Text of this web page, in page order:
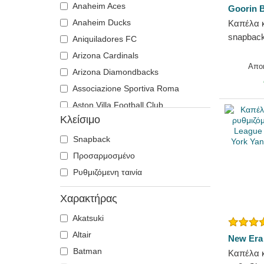
Τσακάλι
Τσιουάουα
Φίδι
Φλαμένκο
Φοίνιξ
Φώκια
Χοιρινό
Super Mario Bros.
Αστερίξ ο Γαλάτης
Εγώ, ο απαισιότατος
Εθνικά Πάρκα
Επιστροφή στο μέλλον
Καρχαρίας
Κινητήρας
Μουσική
Μπομπ Σφουγγαράκης
Μπύρα
Ο Άρχοντας των Δαχτυλιδιών
Οι Στρουμφ
Anaheim Aces
Anaheim Ducks
Aniquiladores FC
Arizona Cardinals
Arizona Diamondbacks
Associazione Sportiva Roma
Aston Villa Football Club
Atlanta Braves
Atlanta Falcons
Atlanta Hawks
Boston Bruins
Boston Celtics
Boston Red Sox
Brooklyn Nets
Carolina Panthers
Charlotte Hornets
Κλείσιμο
Snapback
Προσαρμοσμένο
Ρυθμιζόμενη ταινία
Χαρακτήρας
Akatsuki
Altair
Batman
Goorin
Καπέλα
The
New Era
Καπέλα